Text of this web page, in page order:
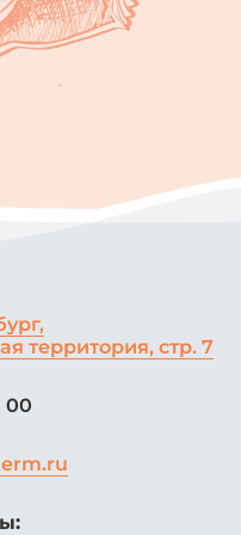
территория, стр. 7
00